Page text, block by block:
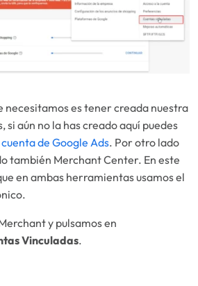
necesitamos es tener creada nuestra
si aún no la has creado aquí puedes
de Google Ads. Por otro lado
también Merchant Center. En este
en ambas herramientas usamos el
y pulsamos en
Vinculadas.